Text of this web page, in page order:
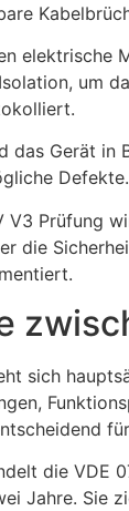
elektrische
um
das Gerät
V3 Prüfung
die
sich
die VDE
Jahre. Sie